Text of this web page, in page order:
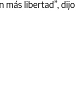
más libertad”, dijo